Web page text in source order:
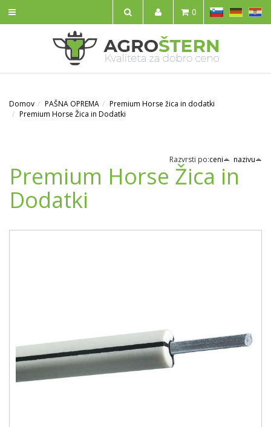
IŠČI
SL HR
0
Domov PAŠNA OPREMA
Premium Horse žica in dodatki
Premium Horse Žica in Dodatki
Razvrsti po:ceni nazivu
Premium Horse Žica in
Dodatki